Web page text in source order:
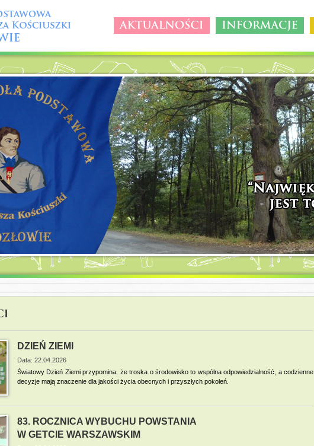
DZIEŃ ZIEMI
Data: 22.04.2026
Światowy Dzień Ziemi przypomina, że troska o środowisko to wspólna odpowiedzialność, a codzienne
decyzje mają znaczenie dla jakości życia obecnych i przyszłych pokoleń.
83. ROCZNICA WYBUCHU POWSTANIA
W GETCIE WARSZAWSKIM